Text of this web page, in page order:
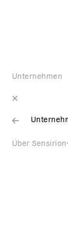
Unternehmen
Über Sensirion